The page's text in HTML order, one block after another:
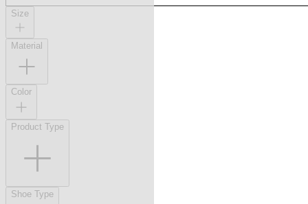
Size
Material
Color
Product Type
Shoe Type